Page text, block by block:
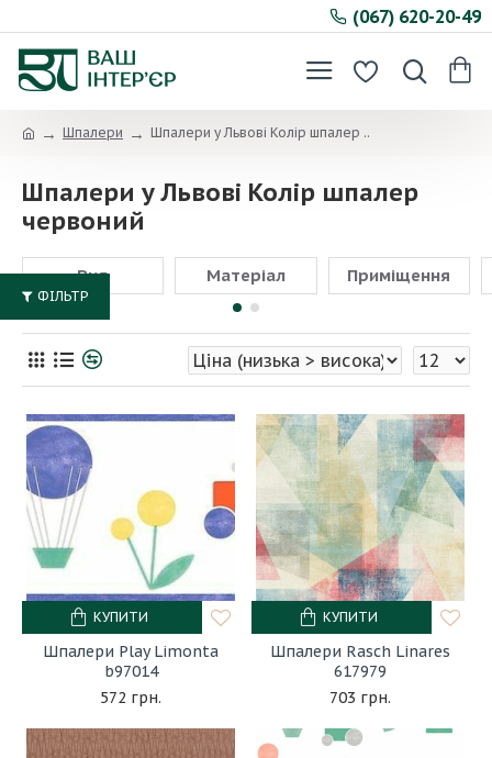
(067) 620-20-49
Шпалери Шпалери у Львові Колір шпалер ..
Шпалери у Львові Колір шпалер
червоний
Вид Матеріал Приміщення
Шпалери Play Limonta
b97014
572 грн.
КУПИТИ
Шпалери Rasch Linares
617979
703 грн.
КУПИТИ
ФІЛЬТР